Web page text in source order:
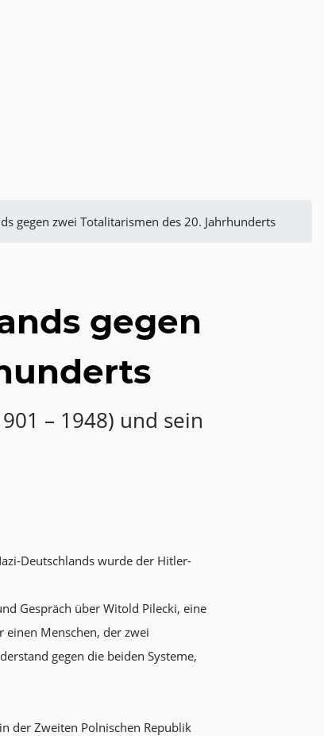
gegen zwei Totalitarismen des 20. Jahrhunderts
gegen
– 1948) und sein
Deutschlands wurde der Hitler-
Gespräch über Witold Pilecki, eine
einen Menschen, der zwei
gegen die beiden Systeme,
der Zweiten Polnischen Republik